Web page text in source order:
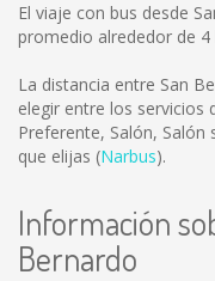
El viaje con bus desde
promedio alrededor de 4
La distancia entre San
elegir entre los servicios
Preferente, Salón, Salón
que elijas (Narbus).
Información
Bernardo